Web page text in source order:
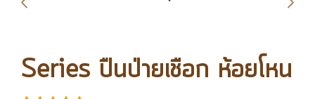
Series ปืนป่ายเชือก ห้อยโหน